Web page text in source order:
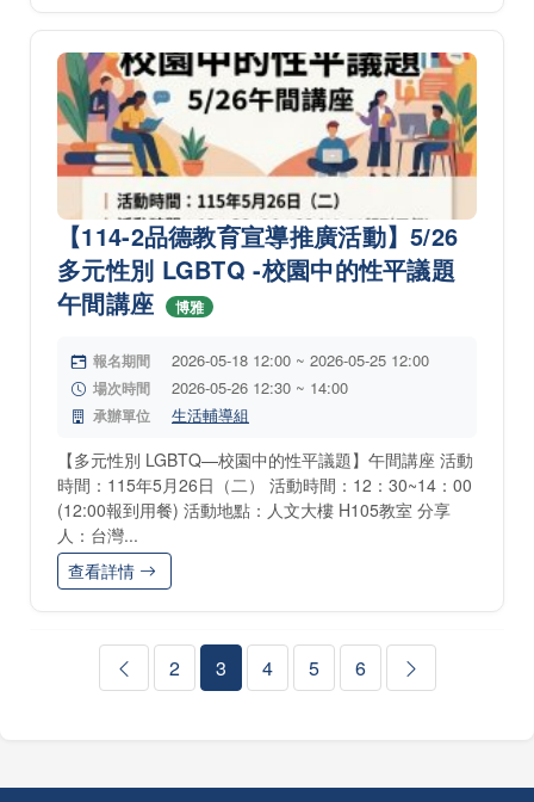
【114-2品德教育宣導推廣活動】5/26
多元性別 LGBTQ -校園中的性平議題
午間講座
博雅
報名期間 2026-05-18 12:00 ~ 2026-05-25 12:00
場次時間 2026-05-26 12:30 ~ 14:00
承辦單位 生活輔導組
【多元性別 LGBTQ—校園中的性平議題】午間講座 活動
時間：115年5月26日（二） 活動時間：12：30~14：00
(12:00報到用餐) 活動地點：人文大樓 H105教室 分享
人：台灣...
查看詳情
2 3 4 5 6